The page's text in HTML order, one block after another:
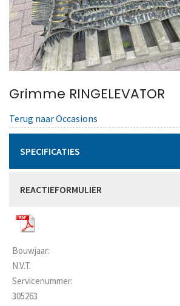
Grimme RINGELEVATOR
Terug naar Occasions
SPECIFICATIES
REACTIEFORMULIER
Bouwjaar:
N.V.T.
Servicenummer:
305263